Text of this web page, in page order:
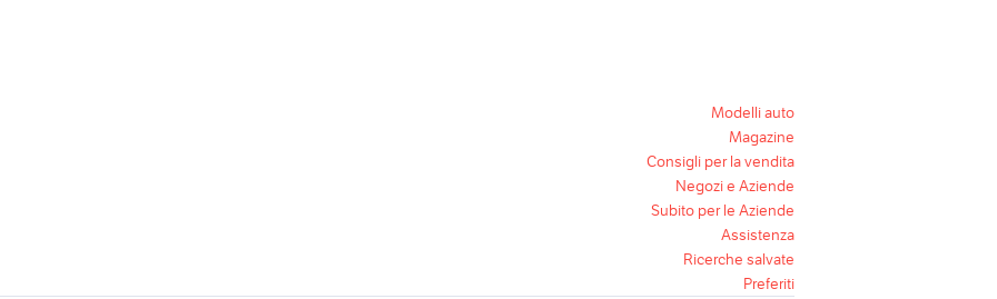
Modelli auto
Magazine
Consigli per la vendita
Negozi e Aziende
Subito per le Aziende
Assistenza
Ricerche salvate
Preferiti